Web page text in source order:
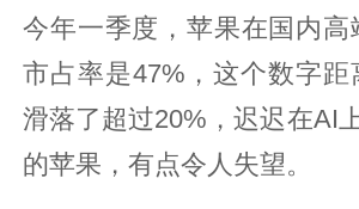
今年一季度，苹果在国内高
市占率是47%，这个数字距
滑落了超过20%，迟迟在AI
的苹果，有点令人失望。